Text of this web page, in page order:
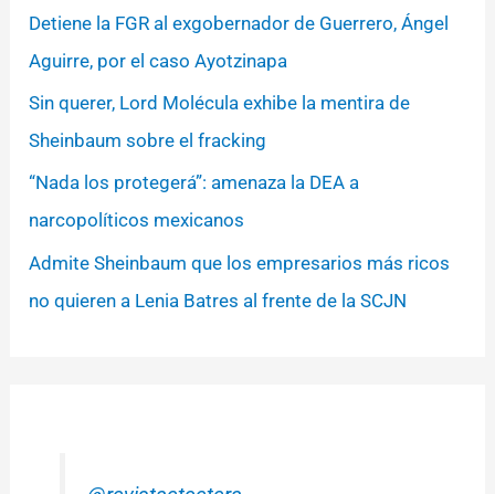
Detiene la FGR al exgobernador de Guerrero, Ángel
Aguirre, por el caso Ayotzinapa
Sin querer, Lord Molécula exhibe la mentira de
Sheinbaum sobre el fracking
“Nada los protegerá”: amenaza la DEA a
narcopolíticos mexicanos
Admite Sheinbaum que los empresarios más ricos
no quieren a Lenia Batres al frente de la SCJN